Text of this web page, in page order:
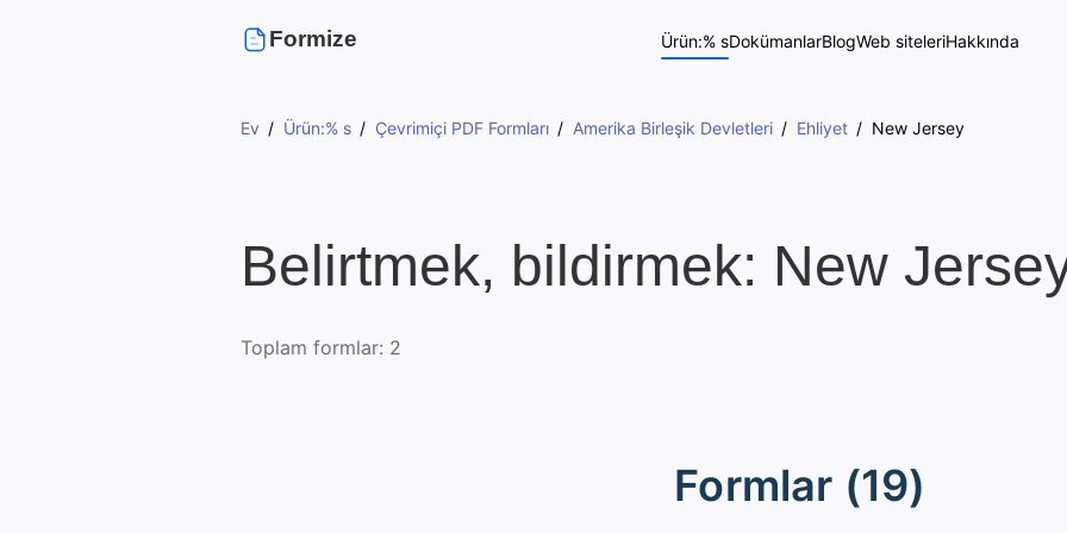
Formize Ürün:% sDokümanlarBlogWeb siteleriHakkında
Ev Ürün:% s Çevrimiçi PDF Formları Amerika Birleşik Devletleri Ehliyet New Jersey
Belirtmek, bildirmek: New
Toplam formlar: 2
Formlar (19)